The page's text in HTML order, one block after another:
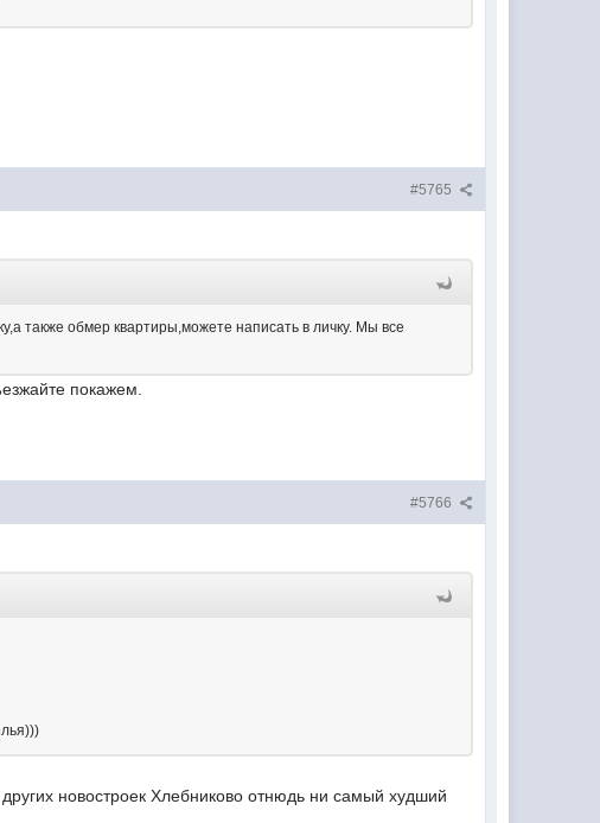
#5765
также обмер квартиры,можете написать в личку. Мы все
покажем.
#5766
новостроек Хлебниково отнюдь ни самый худший